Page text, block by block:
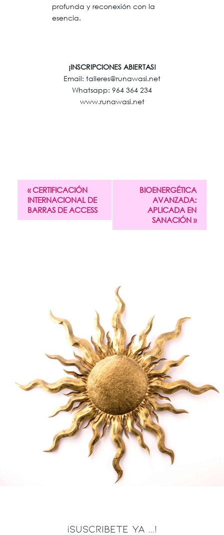
profunda y reconexión con la
esencia.
¡INSCRIPCIONES ABIERTAS!
Email: talleres@runawasi.net
Whatsapp: 964 364 234
www.runawasi.net
«CERTIFICACIÓN
INTERNACIONAL DE
BARRAS DE ACCESS
BIOENERGÉTICA
AVANZADA:
APLICADA EN
SANACIÓN »
¡SUSCRIBETE YA ...!